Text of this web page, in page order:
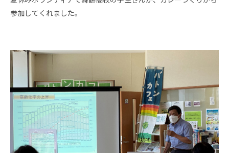
参加してくれました。